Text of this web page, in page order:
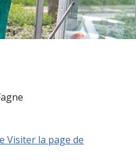
Visiter la page de